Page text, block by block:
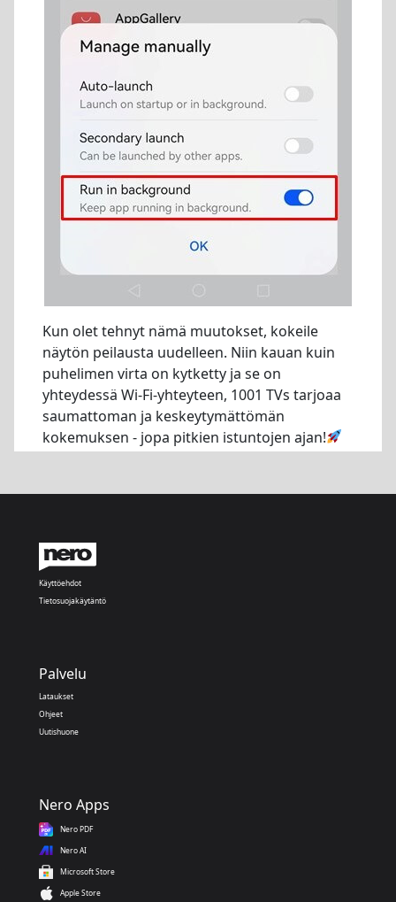
Kun olet tehnyt nämä muutokset, kokeile
näytön peilausta uudelleen. Niin kauan kuin
puhelimen virta on kytketty ja se on
yhteydessä Wi-Fi-yhteyteen, 1001 TVs tarjoaa
saumattoman ja keskeytymättömän
kokemuksen - jopa pitkien istuntojen ajan!
Käyttöehdot
Tietosuojakäytäntö
Palvelu
Lataukset
Ohjeet
Uutishuone
Nero Apps
Nero PDF
Nero AI
Microsoft Store
Apple Store